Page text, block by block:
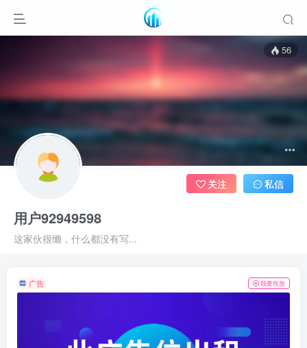
56
用户92949598
这家伙很懒，什么都没有写...
关注 私信
广告 我要投放